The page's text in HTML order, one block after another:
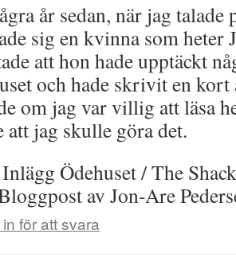
år sedan, när jag talade
sig en kvinna som heter
att hon hade upptäckt
och hade skrivit en
om jag var villig att läsa
att jag skulle göra det.
Ödehuset / The
av Jon-Are
för att svara